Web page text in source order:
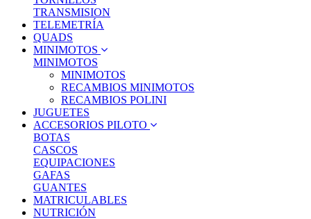
TRANSMISION
TELEMETRÍA
QUADS
MINIMOTOS
MINIMOTOS
MINIMOTOS
RECAMBIOS MINIMOTOS
RECAMBIOS POLINI
JUGUETES
ACCESORIOS PILOTO
BOTAS
CASCOS
EQUIPACIONES
GAFAS
GUANTES
MATRICULABLES
NUTRICIÓN